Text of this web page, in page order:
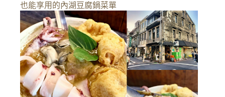
也能享用的內湖豆腐鍋菜單